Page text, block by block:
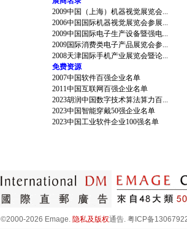
2009中国（上海）机器视觉展览会...
2006中国国际机器视觉展览会参展...
2009中国国际电子生产设备暨强电...
2009国际消费类电子产品展览会参...
2008天津国际手机产业展览会暨论...
免费资源
2007中国软件百强企业名单
2011中国互联网百强企业名单
2023胡润中国数字技术算法算力百...
2023中国智能穿戴50强企业名单
2023中国工业软件企业100强名单
©2000-2026 Emage. 隐私及版权通告. 粤ICP备